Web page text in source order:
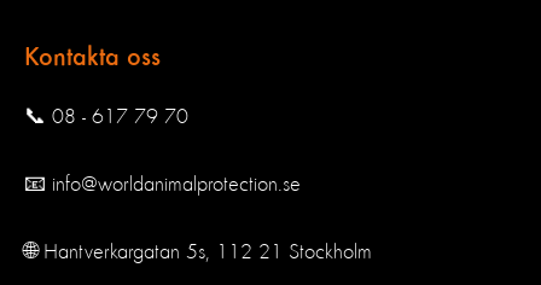
Kontakta oss
📞 08 - 617 79 70
📧 info@worldanimalprotection.se
🌐 Hantverkargatan 5s, 112 21 Stockholm